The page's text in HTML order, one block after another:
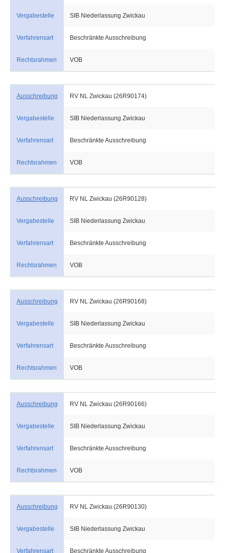
Vergabestelle SIB Niederlassung Zwickau
Verfahrensart Beschränkte Ausschreibung
Rechtsrahmen VOB
Ausschreibung RV NL Zwickau (26R90174)
Vergabestelle SIB Niederlassung Zwickau
Verfahrensart Beschränkte Ausschreibung
Rechtsrahmen VOB
Ausschreibung RV NL Zwickau (26R90128)
Vergabestelle SIB Niederlassung Zwickau
Verfahrensart Beschränkte Ausschreibung
Rechtsrahmen VOB
Ausschreibung RV NL Zwickau (26R90168)
Vergabestelle SIB Niederlassung Zwickau
Verfahrensart Beschränkte Ausschreibung
Rechtsrahmen VOB
Ausschreibung RV NL Zwickau (26R90166)
Vergabestelle SIB Niederlassung Zwickau
Verfahrensart Beschränkte Ausschreibung
Rechtsrahmen VOB
Ausschreibung RV NL Zwickau (26R90130)
Vergabestelle SIB Niederlassung Zwickau
Verfahrensart Beschränkte Ausschreibung